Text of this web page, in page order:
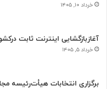
خرداد ۱۰, ۱۴۰۵
آغازبازگشایی اینترنت ثابت
خرداد ۵, ۱۴۰۵
برگزاری انتخابات هیأت‌رئیسه